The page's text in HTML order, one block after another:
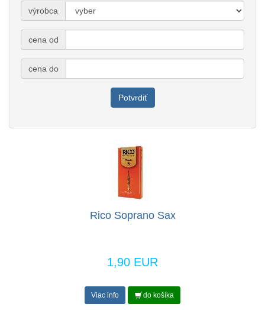
výrobca
cena od
cena do
Potvrdiť
Rico Soprano Sax
1,90 EUR
Viac info do košíka